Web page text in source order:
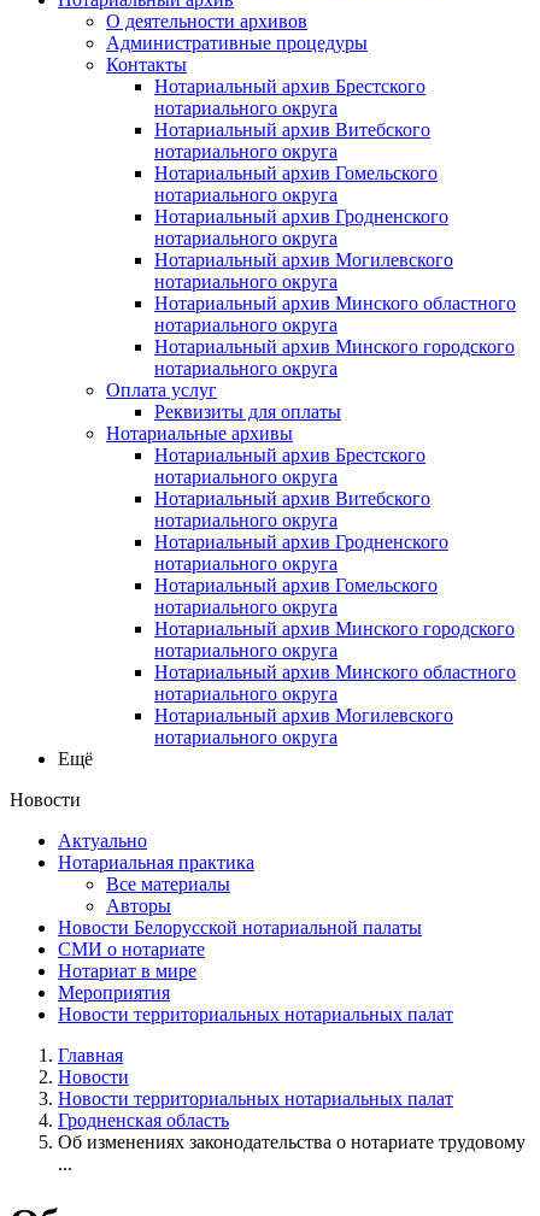
О деятельности архивов
Административные процедуры
Контакты
Нотариальный архив Брестского
нотариального округа
Нотариальный архив Витебского
нотариального округа
Нотариальный архив Гомельского
нотариального округа
Нотариальный архив Гродненского
нотариального округа
Нотариальный архив Могилевского
нотариального округа
Нотариальный архив Минского областного
нотариального округа
Нотариальный архив Минского городского
нотариального округа
Оплата услуг
Реквизиты для оплаты
Нотариальные архивы
Нотариальный архив Брестского
нотариального округа
Нотариальный архив Витебского
нотариального округа
Нотариальный архив Гродненского
нотариального округа
Нотариальный архив Гомельского
нотариального округа
Нотариальный архив Минского городского
нотариального округа
Нотариальный архив Минского областного
нотариального округа
Нотариальный архив Могилевского
нотариального округа
Ещё
Новости
Актуально
Нотариальная практика
Все материалы
Авторы
Новости Белорусской нотариальной палаты
СМИ о нотариате
Нотариат в мире
Мероприятия
Новости территориальных нотариальных палат
Главная
Новости
Новости территориальных нотариальных палат
Гродненская область
Об изменениях законодательства о нотариате трудовому
...